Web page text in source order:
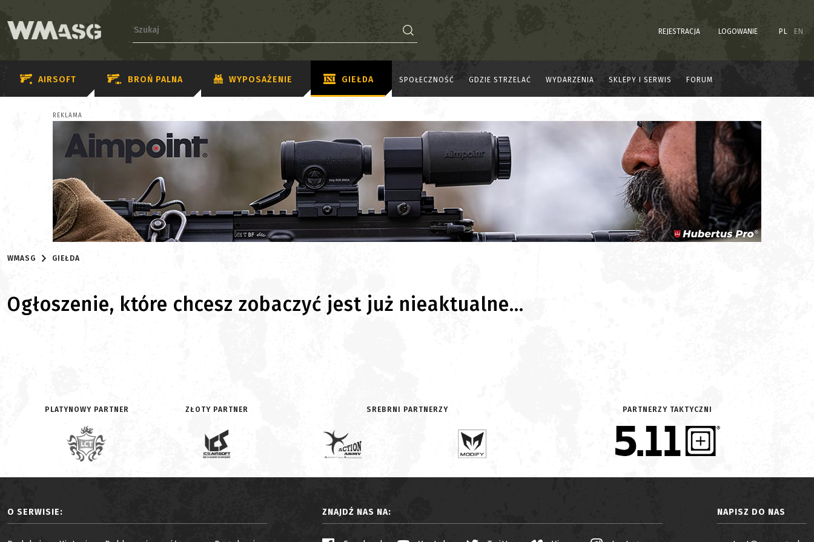
REJESTRACJA LOGOWANIE PL EN
AIRSOFT BROŃ PALNA WYPOSAŻENIE GIEŁDA SPOŁECZNOŚĆ GDZIE STRZELAĆ WYDARZENIA SKLEPY I SERWIS FORUM
REKLAMA
WMASG GIEŁDA
Ogłoszenie, które chcesz zobaczyć jest już nieaktualne...
PLATYNOWY PARTNER ZŁOTY PARTNER SREBRNI PARTNERZY PARTNERZY TAKTYCZNI
O SERWISIE: ZNAJDŹ NAS NA: NAPISZ DO NAS